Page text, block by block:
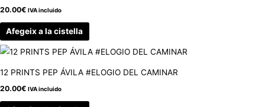
20.00€ IVA incluido
Afegeix a la cistella
12 PRINTS PEP ÁVILA #ELOGIO DEL CAMINAR
20.00€ IVA incluido